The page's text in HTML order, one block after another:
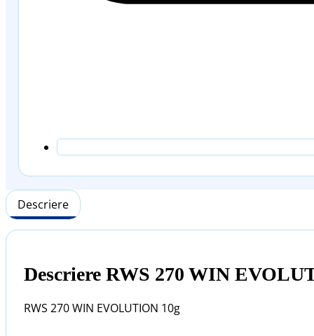
Descriere
Descriere RWS 270 WIN
RWS 270 WIN EVOLUTION 10g